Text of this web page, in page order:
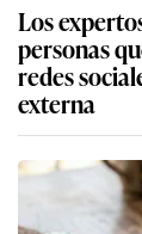
Los
personas
redes
externa